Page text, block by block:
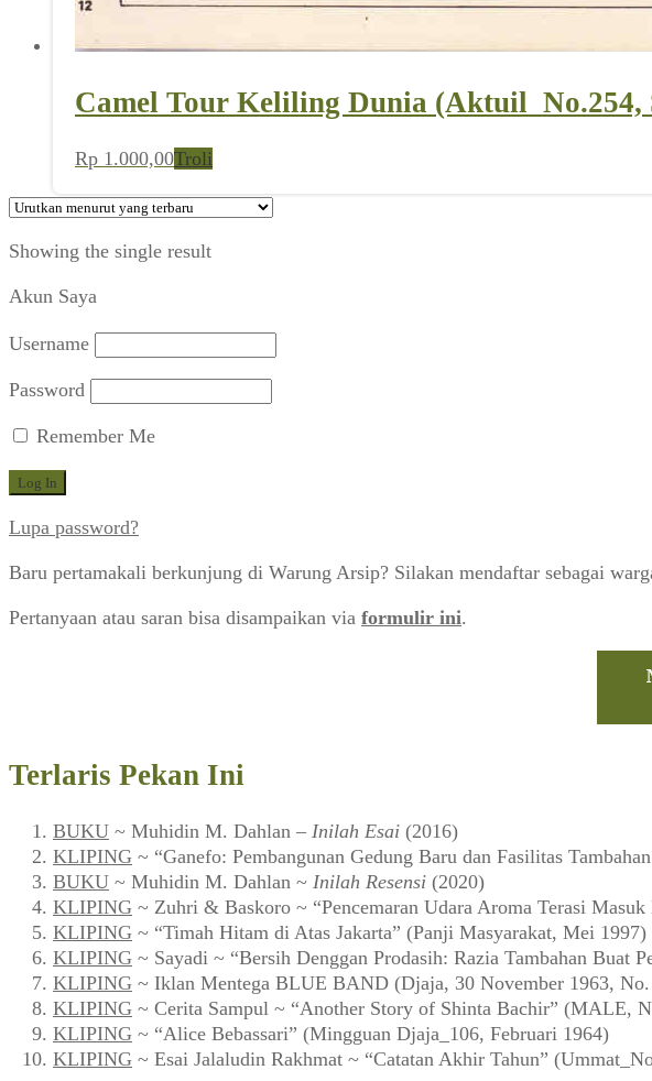
Camel Tour Keliling Dunia (Aktuil_No.254,
Rp 1.000,00Troli
Showing the single result
Akun Saya
Username
Password
Remember Me
Lupa password?
Baru pertamakali berkunjung di Warung Arsip? Silakan mendaftar sebagai
Pertanyaan atau saran bisa disampaikan via formulir ini.
Terlaris Pekan Ini
BUKU ~ Muhidin M. Dahlan – Inilah Esai (2016)
KLIPING ~ “Ganefo: Pembangunan Gedung Baru dan Fasilitas
BUKU ~ Muhidin M. Dahlan ~ Inilah Resensi (2020)
KLIPING ~ Zuhri & Baskoro ~ “Pencemaran Udara Aroma Terasi
KLIPING ~ “Timah Hitam di Atas Jakarta” (Panji Masyarakat, Mei 1997)
KLIPING ~ Sayadi ~ “Bersih Denggan Prodasih: Razia Tambahan Buat
KLIPING ~ Iklan Mentega BLUE BAND (Djaja, 30 November 1963,
KLIPING ~ Cerita Sampul ~ “Another Story of Shinta Bachir” (MALE,
KLIPING ~ “Alice Bebassari” (Mingguan Djaja_106, Februari 1964)
KLIPING ~ Esai Jalaludin Rakhmat ~ “Catatan Akhir Tahun”